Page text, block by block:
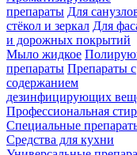
препараты Для
стёкол и зеркал Для
и дорожных покрытий
Мыло жидкое
препараты Препараты с
содержанием
дезинфицирующих
Профессиональная
Специальные
Средства для кухни